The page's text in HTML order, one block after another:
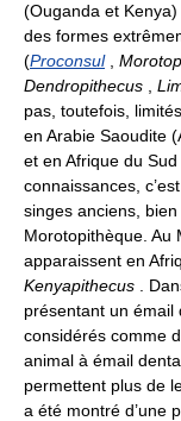
(Ouganda et
des formes
(Proconsul,
Dendropithecus
pas, toutefois,
en Arabie Saoudite
et en Afrique du
connaissances, c’est
singes anciens,
Morotopithèque. Au
apparaissent en
Kenyapithecus .
présentant un émail
considérés comme
animal à émail
permettent plus de
a été montré d’une